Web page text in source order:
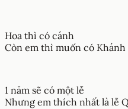
Hoa thì có cánh
Còn em thì muốn có Khánh
1 năm sẽ có một lễ
Nhưng em thích nhất là lễ